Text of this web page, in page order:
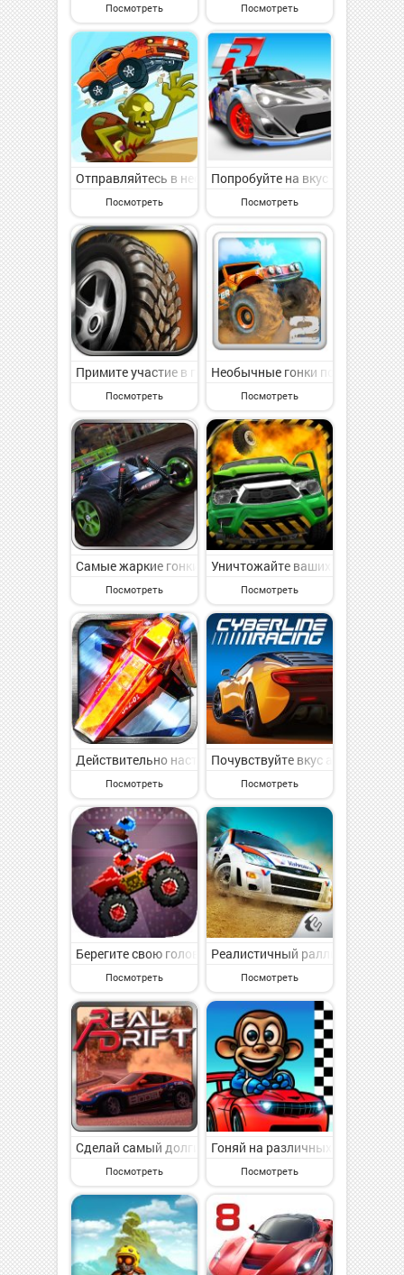
Посмотреть Посмотреть
Отправляйтесь в необычное путешествие по дороге
Посмотреть
Попробуйте на вкус
Посмотреть
Примите участие в головокружительных гонках по
Посмотреть
Необычные гонки по
Посмотреть
Самые жаркие гонки на маленьких
Посмотреть
Уничтожайте ваших
Посмотреть
Действительно настоящие гонки будущего
Посмотреть
Почувствуйте вкус адреналина
Посмотреть
Берегите свою голову от машинки соперника!
Посмотреть
Реалистичный ралли с
Посмотреть
Сделай самый долгий занос в истории гонок.
Посмотреть
Гоняй на различных машинках
Посмотреть